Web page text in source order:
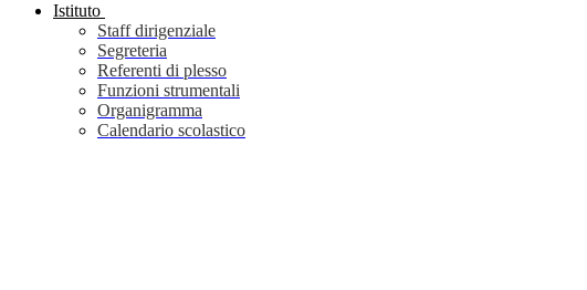
Istituto
Staff dirigenziale
Segreteria
Referenti di plesso
Funzioni strumentali
Organigramma
Calendario scolastico